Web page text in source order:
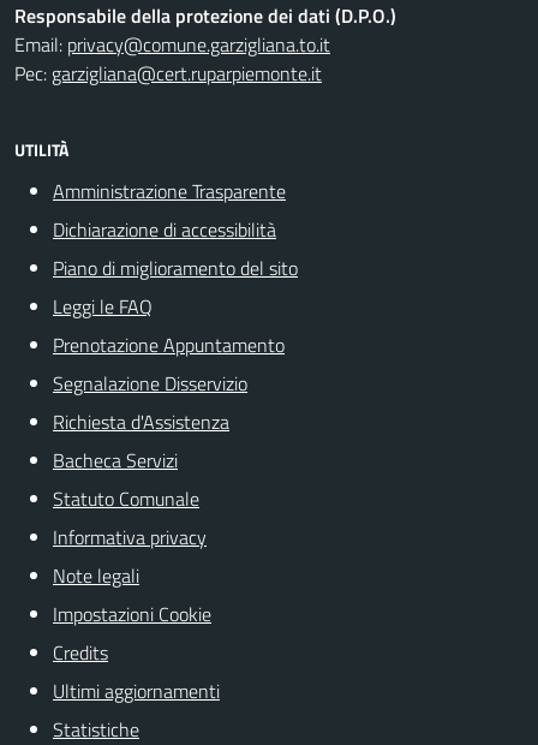
Responsabile della protezione dei dati (D.P.O.)
Email: privacy@comune.garzigliana.to.it
Pec: garzigliana@cert.ruparpiemonte.it
UTILITÀ
Amministrazione Trasparente
Dichiarazione di accessibilità
Piano di miglioramento del sito
Leggi le FAQ
Prenotazione Appuntamento
Segnalazione Disservizio
Richiesta d'Assistenza
Bacheca Servizi
Statuto Comunale
Informativa privacy
Note legali
Impostazioni Cookie
Credits
Ultimi aggiornamenti
Statistiche